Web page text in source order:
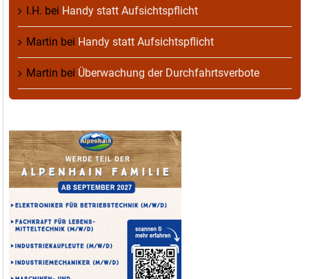
I.H. bei Handy statt Aufsichtspflicht
Martin bei Handy statt Aufsichtspflicht
Martin bei Überwachung der Durchfahrtsverbote